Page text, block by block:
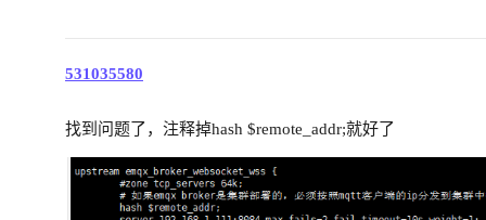
531035580
找到问题了，注释掉hash $remote_addr;就好了